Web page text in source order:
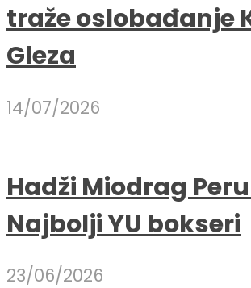
traže oslobađanje
Gleza
14/07/2026
Hadži Miodrag
Najbolji YU bokseri
23/06/2026